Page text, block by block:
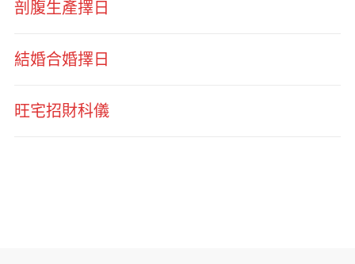
剖腹生產擇日
結婚合婚擇日
旺宅招財科儀